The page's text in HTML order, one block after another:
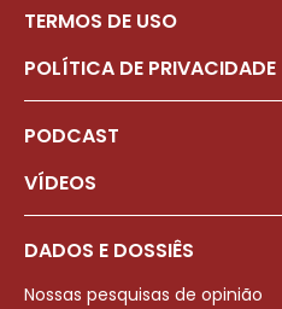
TERMOS DE USO
POLÍTICA DE PRIVACIDADE
PODCAST
VÍDEOS
DADOS E DOSSIÊS
Nossas pesquisas de opinião